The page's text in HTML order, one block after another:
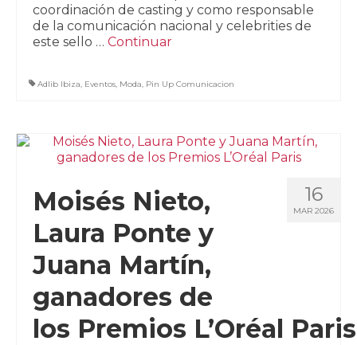
coordinación de casting y como responsable
de la comunicación nacional y celebrities de
este sello … Continuar
Adlib Ibiza, Eventos, Moda, Pin Up Comunicacion
16
MAR 2026
Moisés Nieto,
Laura Ponte y
Juana Martín,
ganadores de
los Premios L’Oréal Paris